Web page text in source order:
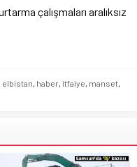
çalışmaları aralıksız
elbistan, haber, itfaiye, manset,